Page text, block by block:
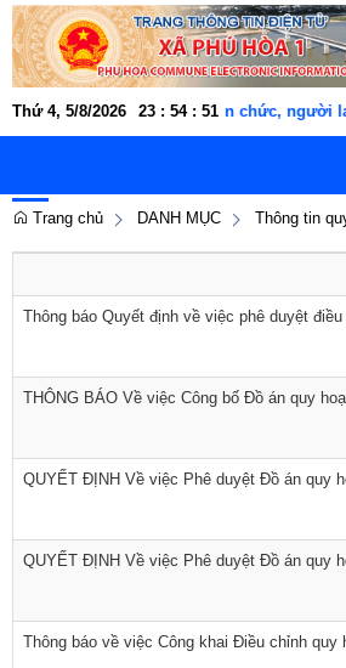
Thứ 4, 5/8/2026 23 : 54 : 51
Cán bộ, công chức, viên chức, người lao
Trang chủ
DANH MỤC Thông tin
Thông báo Quyết định về việc phê duyệt
THÔNG BÁO Về việc Công bố Đồ án quy
QUYẾT ĐỊNH Về việc Phê duyệt Đồ án quy
QUYẾT ĐỊNH Về việc Phê duyệt Đồ án quy
Thông báo về việc Công khai Điều chỉnh